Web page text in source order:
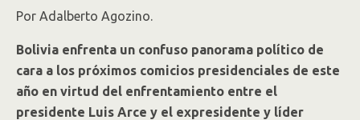
Por Adalberto Agozino.
Bolivia enfrenta un confuso panorama político de
cara a los próximos comicios presidenciales de este
año en virtud del enfrentamiento entre el
presidente Luis Arce y el expresidente y líder